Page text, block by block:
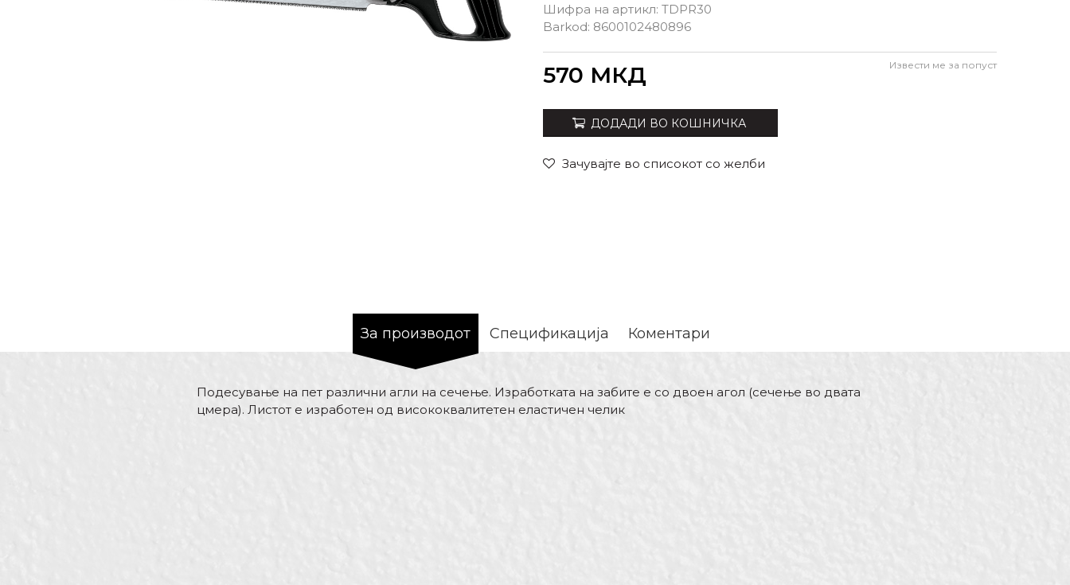
Шифра на артикл: TDPR30
Barkod: 8600102480896
570 МКД Извести ме за попуст
ДОДАДИ ВО КОШНИЧКА
Зачувајте во списокот со желби
За производот Спецификација Коментари
Подесување на пет различни агли на сечење. Изработката на забите е со двоен агол (сечење во двата
цмера). Листот е изработен од висококвалитетен еластичен челик